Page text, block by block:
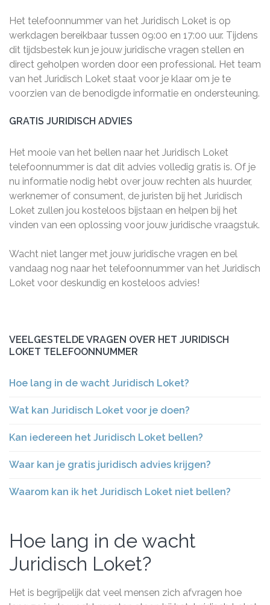
Het telefoonnummer van het Juridisch Loket is op
werkdagen bereikbaar tussen 09:00 en 17:00 uur. Tijdens
dit tijdsbestek kun je jouw juridische vragen stellen en
direct geholpen worden door een professional. Het team
van het Juridisch Loket staat voor je klaar om je te
voorzien van de benodigde informatie en ondersteuning.
GRATIS JURIDISCH ADVIES
Het mooie van het bellen naar het Juridisch Loket
telefoonnummer is dat dit advies volledig gratis is. Of je
nu informatie nodig hebt over jouw rechten als huurder,
werknemer of consument, de juristen bij het Juridisch
Loket zullen jou kosteloos bijstaan en helpen bij het
vinden van een oplossing voor jouw juridische vraagstuk.
Wacht niet langer met jouw juridische vragen en bel
vandaag nog naar het telefoonnummer van het Juridisch
Loket voor deskundig en kosteloos advies!
VEELGESTELDE VRAGEN OVER HET JURIDISCH
LOKET TELEFOONNUMMER
Hoe lang in de wacht Juridisch Loket?
Wat kan Juridisch Loket voor je doen?
Kan iedereen het Juridisch Loket bellen?
Waar kan je gratis juridisch advies krijgen?
Waarom kan ik het Juridisch Loket niet bellen?
Hoe lang in de wacht
Juridisch Loket?
Het is begrijpelijk dat veel mensen zich afvragen hoe